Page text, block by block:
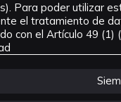
Para poder utilizar
el tratamiento de
con el Artículo 49 (1)